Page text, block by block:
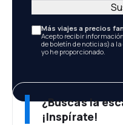
Más viajes a precios
Acepto recibir
de boletín de noticias) a
yo he proporcionado.
¿Buscas la
¡Inspírate!